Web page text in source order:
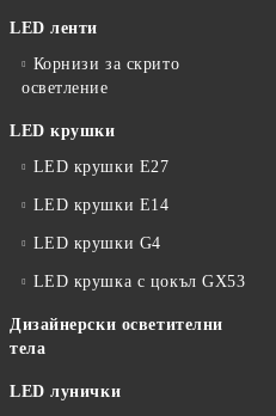
LED ленти
Корнизи за скрито
осветление
LED крушки
LED крушки E27
LED крушки E14
LED крушки G4
LED крушка с цокъл GX53
Дизайнерски осветителни
тела
LED лунички